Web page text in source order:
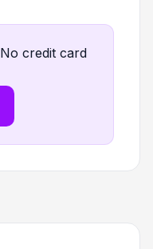
No credit card